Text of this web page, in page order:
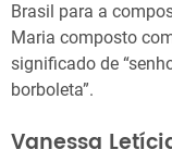
Brasil para a
Maria composto
significado de
borboleta”.
Vanessa